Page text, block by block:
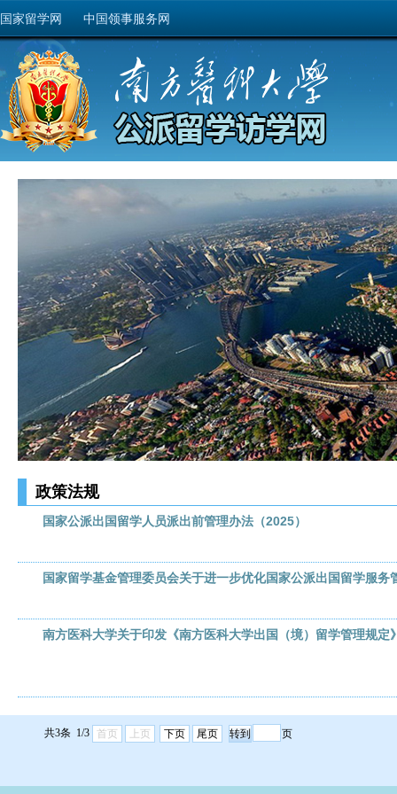
国家留学网 中国领事服务网
政策法规
国家公派出国留学人员派出前管理办法（2025）
国家留学基金管理委员会关于进一步优化国家公派出国留学服务
南方医科大学关于印发《南方医科大学出国（境）留学管理规定
共3条 1/3 首页 上页 下页 尾页 页